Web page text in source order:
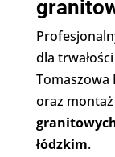
dla
Tomaszowa
oraz montaż
łódzkim.